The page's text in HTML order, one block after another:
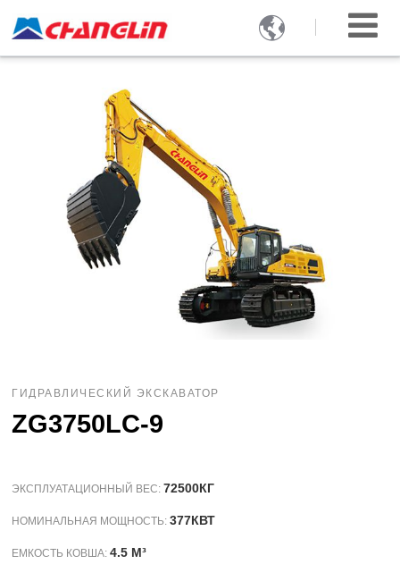

ГИДРАВЛИЧЕСКИЙ ЭКСКАВАТОР
ZG3750LC-9
ЭКСПЛУАТАЦИОННЫЙ ВЕС:72500КГ
НОМИНАЛЬНАЯ МОЩНОСТЬ:377КВТ
ЕМКОСТЬ КОВША:4.5 M³